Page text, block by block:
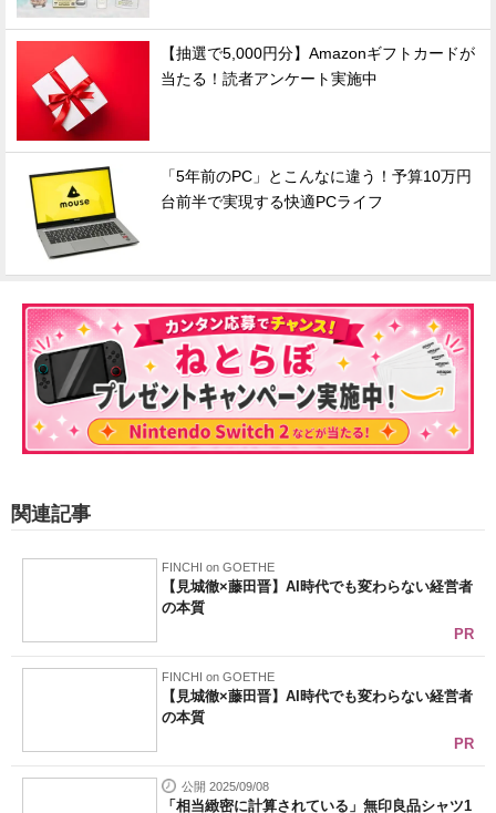
【抽選で5,000円分】Amazonギフトカードが
当たる！読者アンケート実施中
「5年前のPC」とこんなに違う！予算10万円
台前半で実現する快適PCライフ
関連記事
FINCHI on GOETHE
【見城徹×藤田晋】AI時代でも変わらない経営者
の本質
PR
FINCHI on GOETHE
【見城徹×藤田晋】AI時代でも変わらない経営者
の本質
PR
公開 2025/09/08
「相当緻密に計算されている」無印良品シャツ1